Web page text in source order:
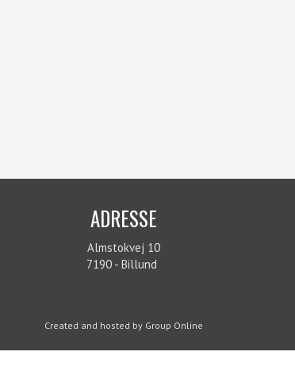
ADRESSE​
Almstokvej 10
7190 - Billund
Created and hosted by Group Online